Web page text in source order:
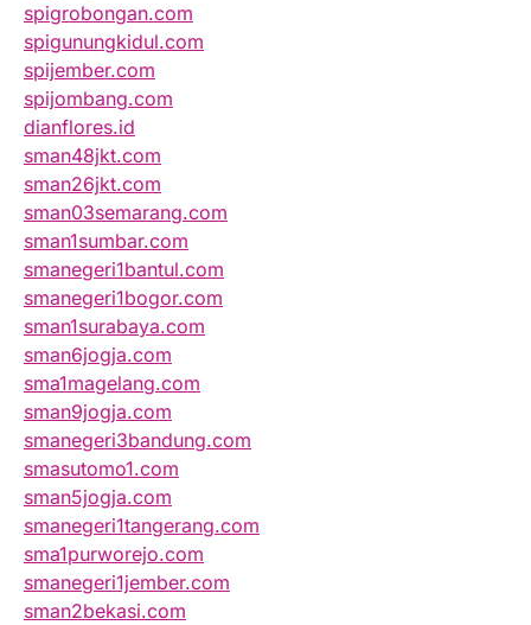
spigrobongan.com
spigunungkidul.com
spijember.com
spijombang.com
dianflores.id
sman48jkt.com
sman26jkt.com
sman03semarang.com
sman1sumbar.com
smanegeri1bantul.com
smanegeri1bogor.com
sman1surabaya.com
sman6jogja.com
sma1magelang.com
sman9jogja.com
smanegeri3bandung.com
smasutomo1.com
sman5jogja.com
smanegeri1tangerang.com
sma1purworejo.com
smanegeri1jember.com
sman2bekasi.com